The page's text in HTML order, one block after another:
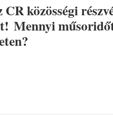
CR közösségi
Mennyi